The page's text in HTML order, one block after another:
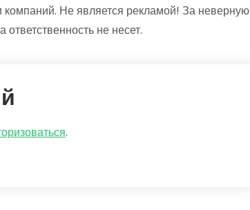
компаний. Не является рекламой! За неверную
не несет.
.